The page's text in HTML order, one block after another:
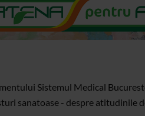
Sistemul Medical
sanatoase - despre atitudinile